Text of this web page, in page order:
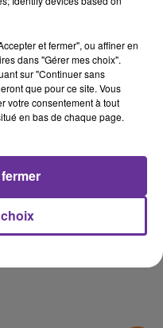
du mercredi 20 Avril
, ministre déléguée
diffusée le
et fermer", ou affiner en
dans "Gérer mes choix".
sur "Continuer sans
que pour ce site. Vous
votre consentement à tout
en bas de chaque page.